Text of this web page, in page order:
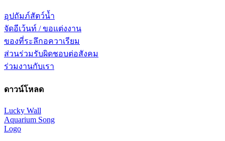
อุปถัมภ์สัตว์น้ำ
จัดอีเว้นท์ / ขอแต่งงาน
ของที่ระลึกอควาเรียม
ส่วนร่วมรับผิดชอบต่อสังคม
ร่วมงานกับเรา
ดาวน์โหลด
Lucky Wall
Aquarium Song
Logo